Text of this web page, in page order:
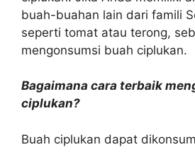
buah-buahan lain dari famili
seperti tomat atau terong,
mengonsumsi buah ciplukan.
Bagaimana cara terbaik
ciplukan?
Buah ciplukan dapat